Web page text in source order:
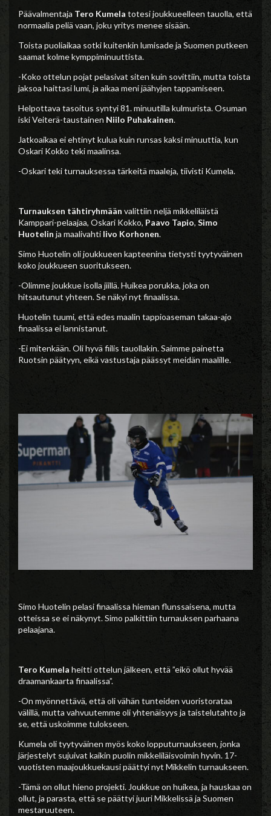
Päävalmentaja Tero Kumela totesi joukkueelleen tauolla, että
normaalia peliä vaan, joku yritys menee sisään.
Toista puoliaikaa sotki kuitenkin lumisade ja Suomen putkeen
saamat kolme kymppiminuuttista.
-Koko ottelun pojat pelasivat siten kuin sovittiin, mutta toista
jaksoa haittasi lumi, ja aikaa meni jäähyjen tappamiseen.
Helpottava tasoitus syntyi 81. minuutilla kulmurista. Osuman
iski Veiterä-taustainen Niilo Puhakainen.
Jatkoaikaa ei ehtinyt kulua kuin runsas kaksi minuuttia, kun
Oskari Kokko teki maalinsa.
-Oskari teki turnauksessa tärkeitä maaleja, tiivisti Kumela.
Turnauksen tähtiryhmään valittiin neljä mikkeliläistä
Kamppari-pelaajaa, Oskari Kokko, Paavo Tapio, Simo
Huotelin ja maalivahti Iivo Korhonen.
Simo Huotelin oli joukkueen kapteenina tietysti tyytyväinen
koko joukkueen suoritukseen.
-Olimme joukkue isolla jiillä. Huikea porukka, joka on
hitsautunut yhteen. Se näkyi nyt finaalissa.
Huotelin tuumi, että edes maalin tappioaseman takaa-ajo
finaalissa ei lannistanut.
-Ei mitenkään. Oli hyvä fiilis tauollakin. Saimme painetta
Ruotsin päätyyn, eikä vastustaja päässyt meidän maalille.
Simo Huotelin pelasi finaalissa hieman flunssaisena, mutta
otteissa se ei näkynyt. Simo palkittiin turnauksen parhaana
pelaajana.
Tero Kumela heitti ottelun jälkeen, että ”eikö ollut hyvää
draamankaarta finaalissa”.
-On myönnettävä, että oli vähän tunteiden vuoristorataa
välillä, mutta vahvuutemme oli yhtenäisyys ja taistelutahto ja
se, että uskoimme tulokseen.
Kumela oli tyytyväinen myös koko lopputurnaukseen, jonka
järjestelyt sujuivat kaikin puolin mikkeliläisvoimin hyvin. 17-
vuotisten maajoukkuekausi päättyi nyt Mikkelin turnaukseen.
-Tämä on ollut hieno projekti. Joukkue on huikea, ja hauskaa on
ollut, ja parasta, että se päättyi juuri Mikkelissä ja Suomen
mestaruuteen.